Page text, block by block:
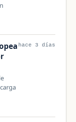
hace 3 días